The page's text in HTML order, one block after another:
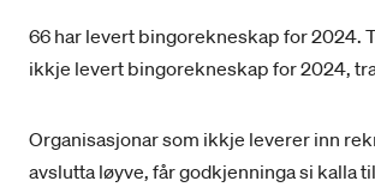
66 har levert bingorekneskap for 2024.
ikkje levert bingorekneskap for 2024,
Organisasjonar som ikkje leverer inn
avslutta løyve, får godkjenninga si kalla